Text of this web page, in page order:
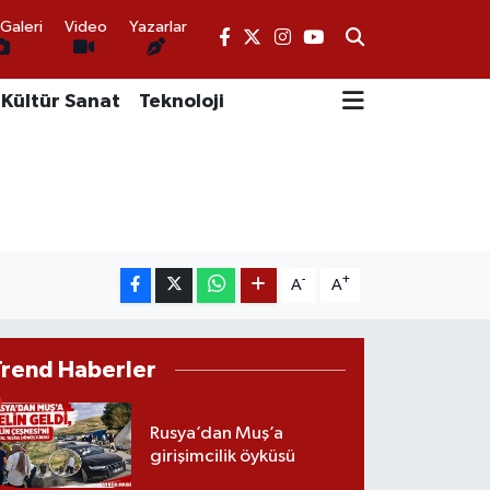
Video Yazarlar
Kültür Sanat Teknoloji
A- A+
Haberler
Rusya’dan Muş’a
girişimcilik öyküsü